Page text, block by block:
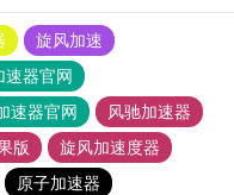
旋风加速
速器官网
速器官网
风驰加速器
版
旋风加速度器
原子加速器